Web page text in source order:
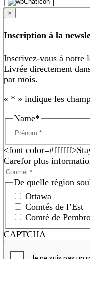
×
Inscription à la
Inscrivez-vous à notre
Livrée directement
par mois.
« * » indique les
Name*
<font
Carefor plus
De quelle région
Ottawa
Comtés de l’Est
Comté de
CAPTCHA